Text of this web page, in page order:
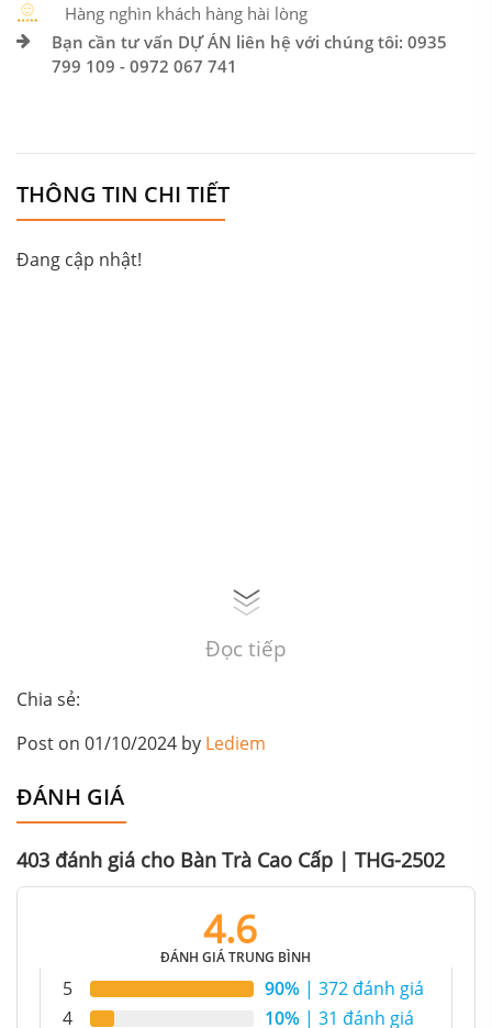
Hàng nghìn khách hàng hài lòng
Bạn cần tư vấn DỰ ÁN liên hệ với chúng tôi: 0935
799 109 - 0972 067 741
THÔNG TIN CHI TIẾT
Đang cập nhật!
Đọc tiếp
Chia sẻ:
Post on 01/10/2024 by Lediem
ĐÁNH GIÁ
403 đánh giá cho Bàn Trà Cao Cấp | THG-2502
4.6
ĐÁNH GIÁ TRUNG BÌNH
5 90% | 372 đánh giá
4
10% | 31 đánh giá